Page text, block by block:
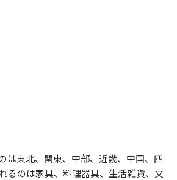
は東北、関東、中部、近畿、中国、四
るのは家具、料理器具、生活雑貨、文